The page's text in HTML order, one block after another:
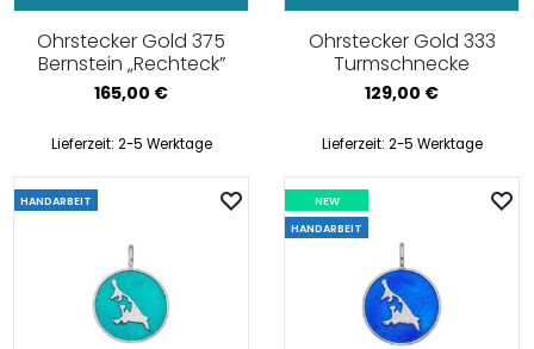
Ohrstecker Gold 375
Bernstein „Rechteck”
165,00 €
Lieferzeit: 2-5 Werktage
Ohrstecker Gold 333
Turmschnecke
129,00 €
Lieferzeit: 2-5 Werktage
HANDARBEIT
NEW
HANDARBEIT